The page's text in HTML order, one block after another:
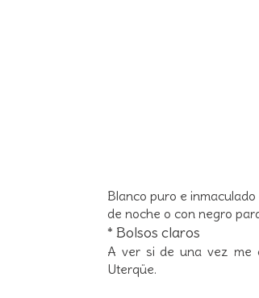
Blanco puro e
de noche o con negro
* Bolsos claros
A ver si de una vez me
Uterqüe.